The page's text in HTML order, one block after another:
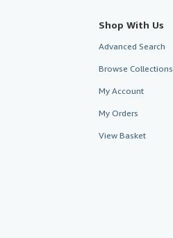
Shop With Us
Advanced Search
Browse Collections
My Account
My Orders
View Basket